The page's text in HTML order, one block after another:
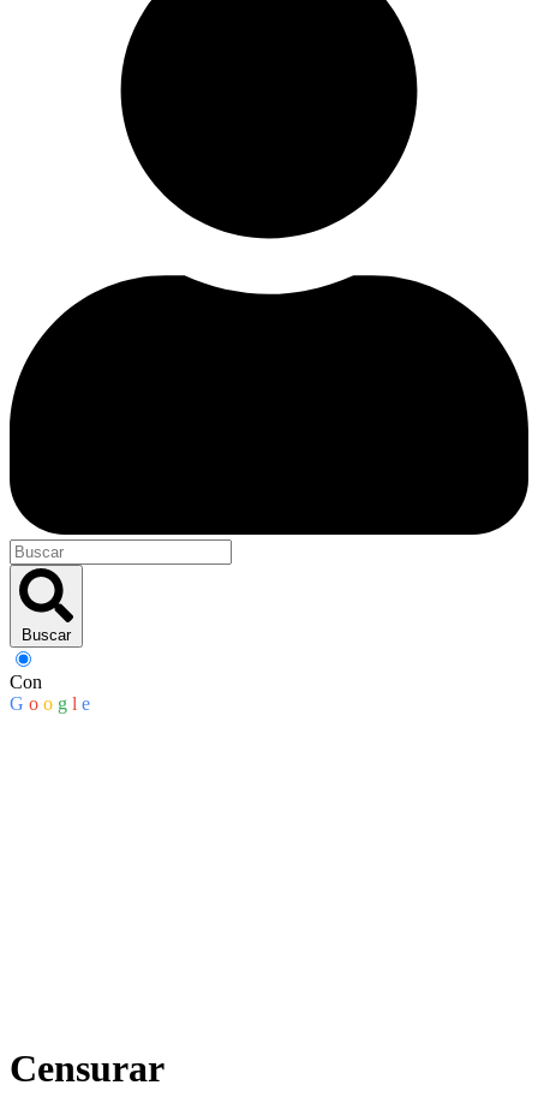
Buscar
Con
G o o g l e
Censurar